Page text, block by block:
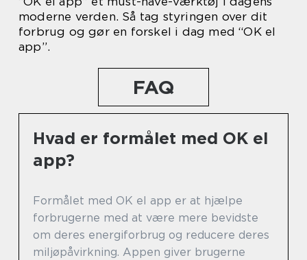
moderne verden. Så tag styringen over dit
forbrug og gør en forskel i dag med “OK el
app”.
FAQ
Hvad er formålet med OK el
app?
Formålet med OK el app er at hjælpe
forbrugerne med at være mere bevidste
om deres energiforbrug og reducere deres
miljøpåvirkning. Appen giver brugerne